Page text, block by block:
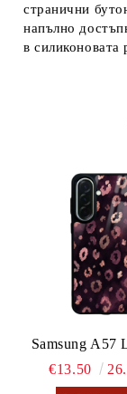
странични
напълно
в силиконовата
Samsung A57
€13.50